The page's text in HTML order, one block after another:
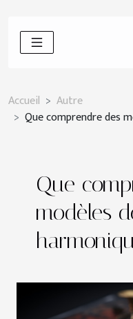
Accueil
Autre
Que comprendre des
Que
modèles